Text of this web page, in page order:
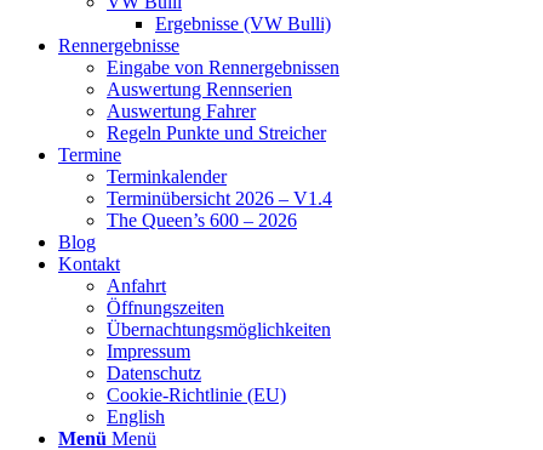
Ergebnisse (VW Bulli)
Rennergebnisse
Eingabe von Rennergebnissen
Auswertung Rennserien
Auswertung Fahrer
Regeln Punkte und Streicher
Termine
Terminkalender
Terminübersicht 2026 – V1.4
The Queen’s 600 – 2026
Blog
Kontakt
Anfahrt
Öffnungszeiten
Übernachtungsmöglichkeiten
Impressum
Datenschutz
Cookie-Richtlinie (EU)
English
Menü Menü